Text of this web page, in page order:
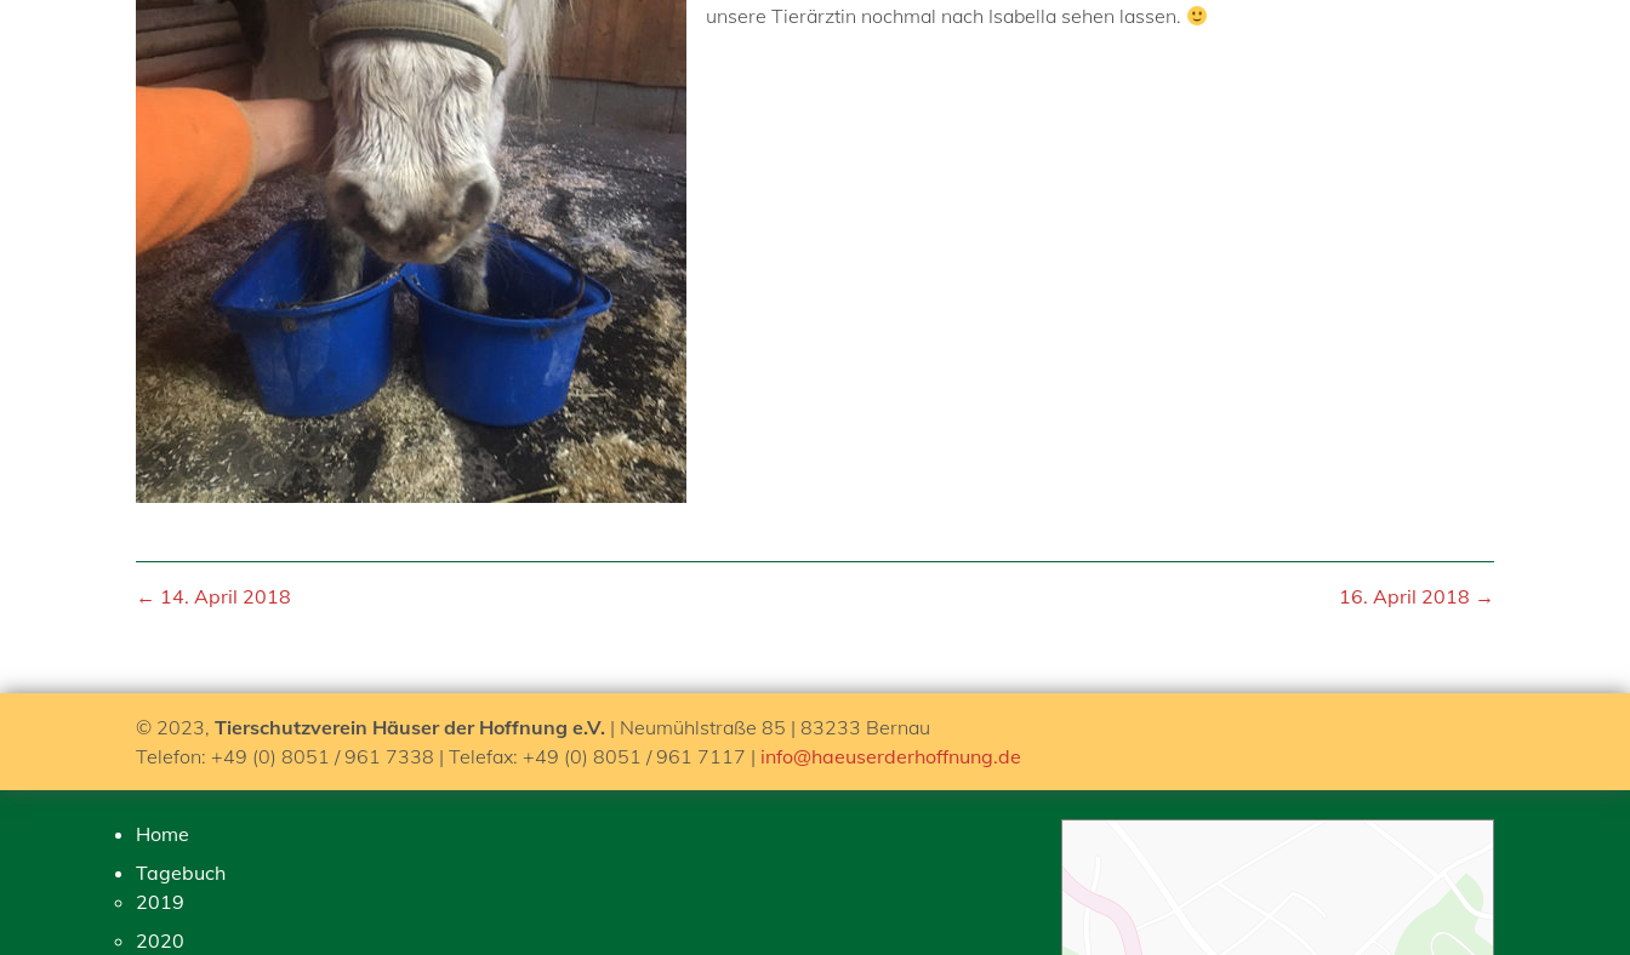
unsere Tierärztin nochmal nach Isabella sehen lassen.
← 14. April 2018 16. April 2018 →
© 2023, Tierschutzverein Häuser der Hoffnung e.V. | Neumühlstraße 85 | 83233 Bernau
Telefon: +49 (0) 8051 / 961 7338 | Telefax: +49 (0) 8051 / 961 7117 | info@haeuserderhoffnung.de
Home
Tagebuch
2019
2020